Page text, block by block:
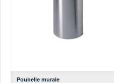
Poubelle murale